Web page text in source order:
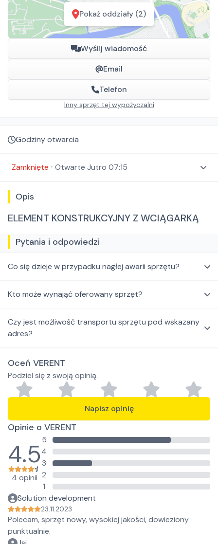
Pokaż oddziały (2)
Wyślij wiadomość
Email
Telefon
Inny sprzęt tej wypożyczalni
Godziny otwarcia
Zamknięte ⋅ Otwarte Jutro 07:15
Opis
ELEMENT KONSTRUKCYJNY Z WCIĄGARKĄ
Pytania i odpowiedzi
Co się dzieje w przypadku nagłej awarii sprzętu?
Kto może wynająć oferowany sprzęt?
Czy jest możliwość transportu sprzętu pod wskazany
adres?
Oceń VERENT
Podziel się z swoją opinią.
Napisz opinię
Opinie o VERENT
4.5
4 opinii
5
4
3
2
1
Solution development
23.11.2023
Polecam, sprzęt nowy, wysokiej jakości, dowieziony
punktualnie.